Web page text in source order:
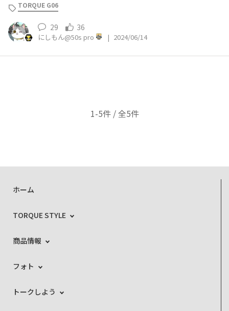
TORQUE G06
29 36
にしもん@50s pro | 2024/06/14
1-5件 / 全5件
ホーム
TORQUE STYLE
商品情報
フォト
トークしよう